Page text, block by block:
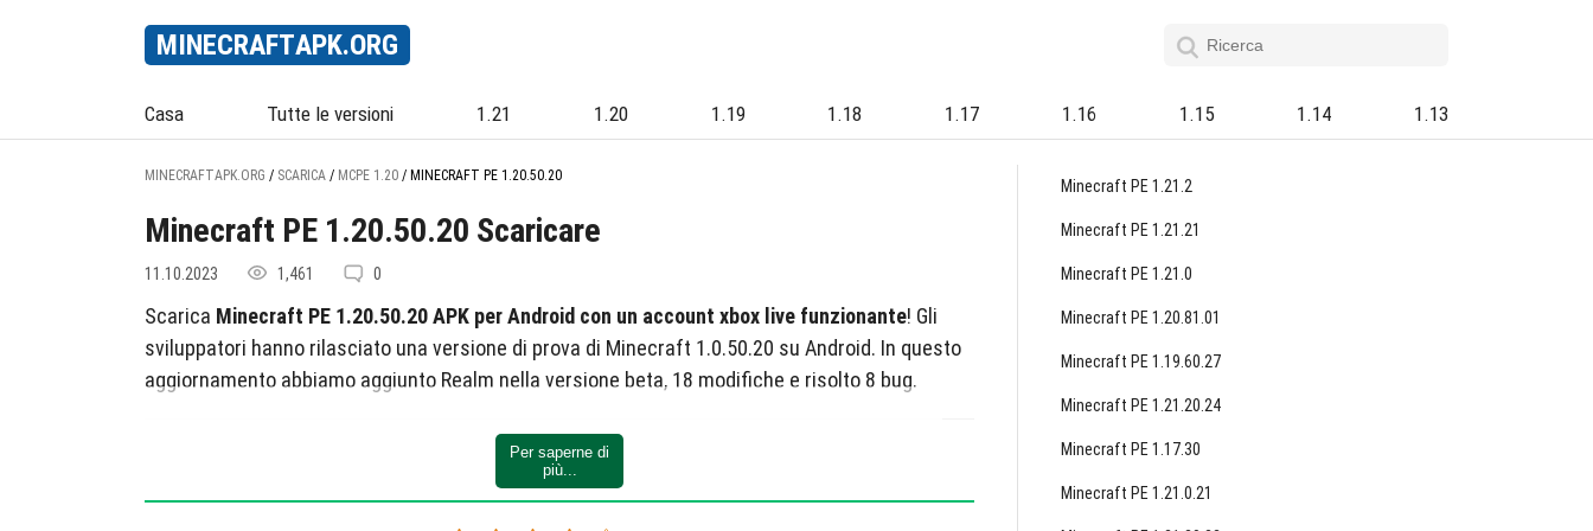
MINECRAFTAPK.ORG
Casa Tutte le versioni 1.21 1.20 1.19 1.18 1.17 1.16 1.15 1.14 1.13
MINECRAFTAPK.ORG / SCARICA / MCPE 1.20 / MINECRAFT PE 1.20.50.20
Minecraft PE 1.20.50.20 Scaricare
11.10.2023 1,461 0
Scarica Minecraft PE 1.20.50.20 APK per Android con un account xbox live funzionante! Gli
sviluppatori hanno rilasciato una versione di prova di Minecraft 1.0.50.20 su Android. In questo
aggiornamento abbiamo aggiunto Realm nella versione beta, 18 modifiche e risolto 8 bug.
Migliorate le capacità di Realm. La cosa principale:
Per saperne di
più...
Minecraft PE 1.21.2
Minecraft PE 1.21.21
Minecraft PE 1.21.0
Minecraft PE 1.20.81.01
Minecraft PE 1.19.60.27
Minecraft PE 1.21.20.24
Minecraft PE 1.17.30
Minecraft PE 1.21.0.21